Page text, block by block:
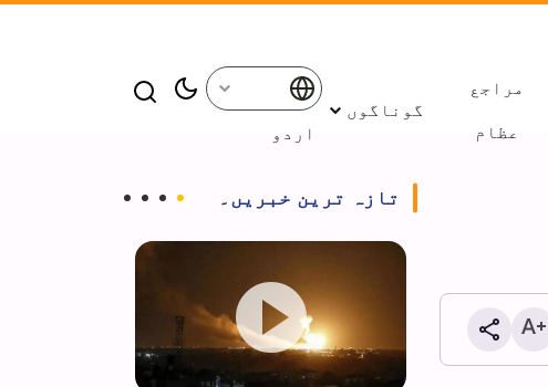
مراجع
عظام
گوناگوں
اردو
تازہ ترین خبریں۔